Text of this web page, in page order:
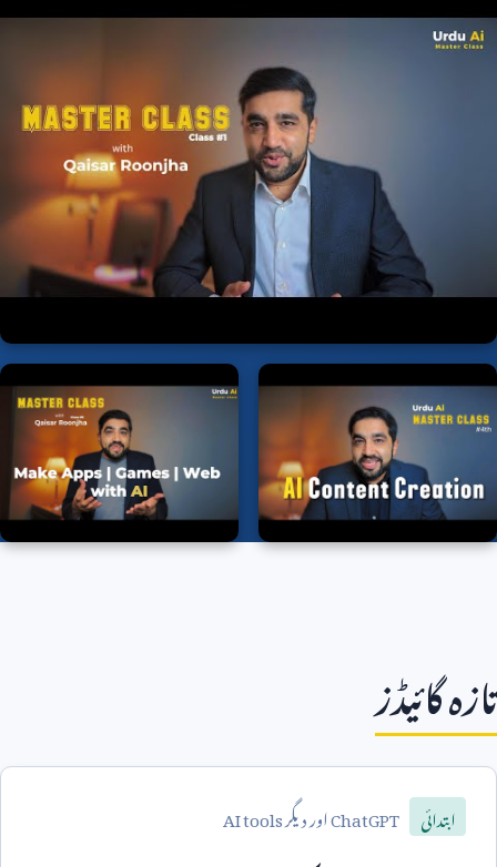
تازہ گائیڈز
ابتدائی ChatGPTاور دیگرAI tools